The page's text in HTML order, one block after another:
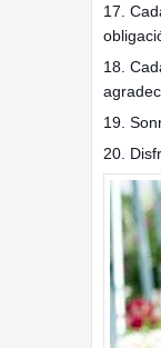
17.
18.
19.
20.